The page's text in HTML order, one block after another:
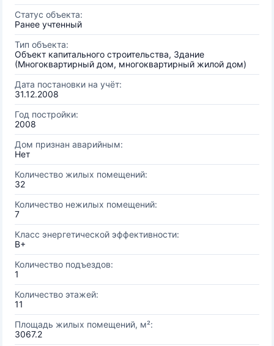
Статус объекта:
Ранее учтенный
Тип объекта:
Объект капитального строительства, Здание
(Многоквартирный дом, многоквартирный жилой дом)
Дата постановки на учёт:
31.12.2008
Год постройки:
2008
Дом признан аварийным:
Нет
Количество жилых помещений:
32
Количество нежилых помещений:
7
Класс энергетической эффективности:
B+
Количество подъездов:
1
Количество этажей:
11
Площадь жилых помещений, м²:
3067.2